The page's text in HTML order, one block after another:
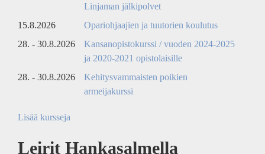
Linjaman jälkipolvet
15.8.2026
Opariohjaajien ja tuutorien koulutus
28. - 30.8.2026
Kansanopistokurssi / vuoden 2024-2025
ja 2020-2021 opistolaisille
28. - 30.8.2026
Kehitysvammaisten poikien
armeijakurssi
Lisää kursseja
Leirit Hankasalmella